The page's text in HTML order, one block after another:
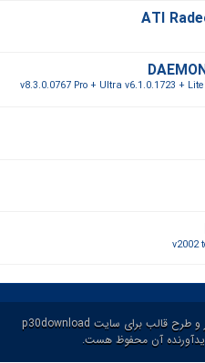
ATI
v8.3.0.0767 Pro + Ultra v6.1.0.1723 +
v2002
۱۳۸۳-۱۴۰۵ © حقوق متون فارسی، تصاویر و طرح قالب برای سایت p30download
آن محفوظ هست.